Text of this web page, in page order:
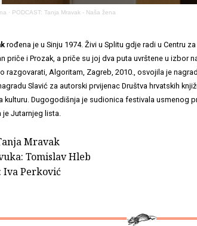
· PODCAST: Tanja Mravak - Naša žena
rođena je u Sinju 1974. Živi u Splitu gdje radi u Centru
priče i Prozak, a priče su joj dva puta uvrštene u izbor
razgovarati, Algoritam, Zagreb, 2010., osvojila je
Slavić za autorski prvijenac Društva hrvatskih
kulturu. Dugogodišnja je sudionica festivala usmenog
je Jutarnjeg lista.
Mravak
Tomislav Hleb
Iva Perković